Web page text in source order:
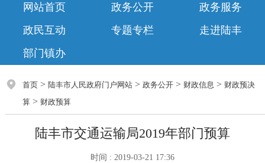
网站首页 政务公开
政务服务
政民互动
专题专栏
走进陆丰
部门镇办
首页> 陆丰市人民政府门户网站> 政务公开> 财政信息 > 财政预决
算> 财政预算
陆丰市交通运输局2019年部门预算
时间 : 2019-03-21 17:36